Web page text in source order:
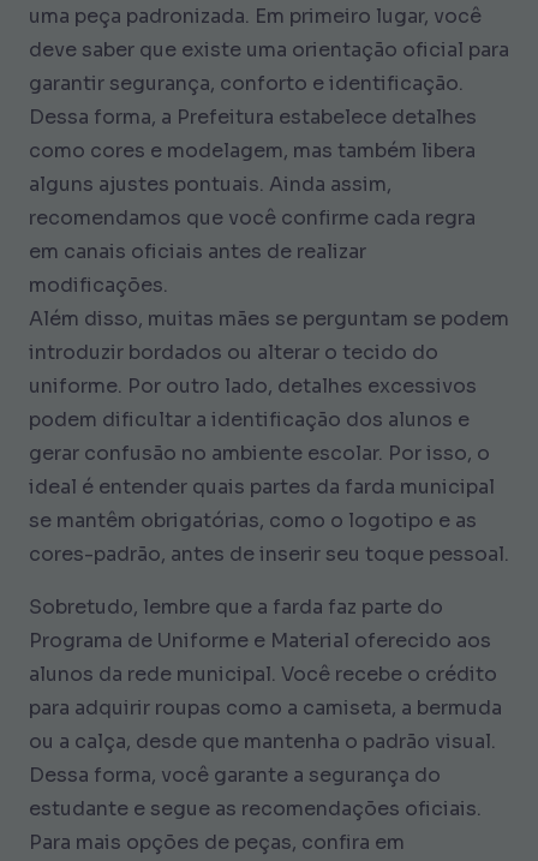
uma peça padronizada. Em primeiro lugar, você
deve saber que existe uma orientação oficial para
garantir segurança, conforto e identificação.
Dessa forma, a Prefeitura estabelece detalhes
como cores e modelagem, mas também libera
alguns ajustes pontuais. Ainda assim,
recomendamos que você confirme cada regra
em canais oficiais antes de realizar
modificações.
Além disso, muitas mães se perguntam se podem
introduzir bordados ou alterar o tecido do
uniforme. Por outro lado, detalhes excessivos
podem dificultar a identificação dos alunos e
gerar confusão no ambiente escolar. Por isso, o
ideal é entender quais partes da farda municipal
se mantêm obrigatórias, como o logotipo e as
cores-padrão, antes de inserir seu toque pessoal.
Sobretudo, lembre que a farda faz parte do
Programa de Uniforme e Material oferecido aos
alunos da rede municipal. Você recebe o crédito
para adquirir roupas como a camiseta, a bermuda
ou a calça, desde que mantenha o padrão visual.
Dessa forma, você garante a segurança do
estudante e segue as recomendações oficiais.
Para mais opções de peças, confira em